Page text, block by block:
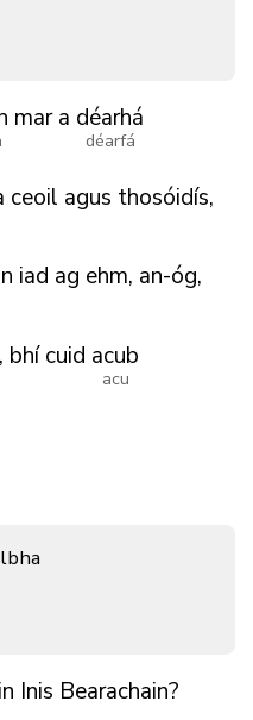
mar a déarhá
déarfá
ceoil agus thosóidís,
iad ag ehm, an-óg,
bhí cuid acub
acu
in Inis Bearachain?